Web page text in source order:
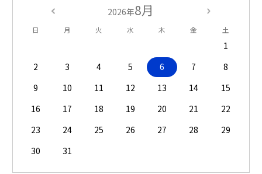
2026年8月
日 月 火 水 木 金 土
1
2
3 4 5 6 7
8
9
10 11 12 13 14
15
16
17 18 19 20 21
22
23
24 25 26 27 28
29
30
31